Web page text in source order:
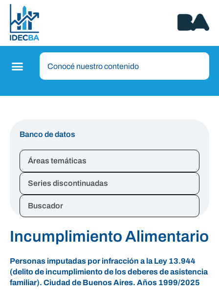
Banco de datos
Áreas temáticas
Series discontinuadas
Buscador
Incumplimiento Alimentario
Personas imputadas por infracción a la Ley 13.944
(delito de incumplimiento de los deberes de asistencia
familiar). Ciudad de Buenos Aires. Años 1999/2025